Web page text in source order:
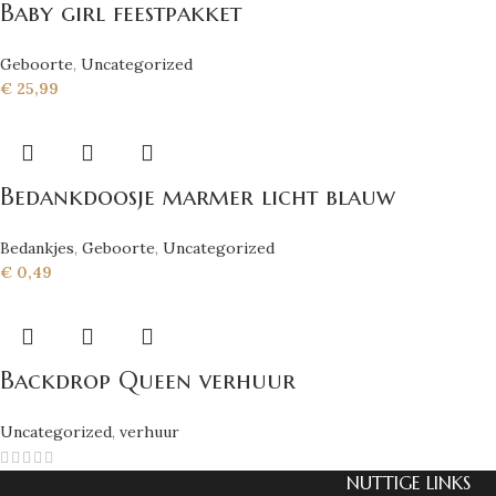
Baby girl feestpakket
Geboorte, Uncategorized
€ 25,99
Bedankdoosje marmer licht blauw
Bedankjes, Geboorte, Uncategorized
€ 0,49
Backdrop Queen verhuur
Uncategorized, verhuur
NUTTIGE LINKS